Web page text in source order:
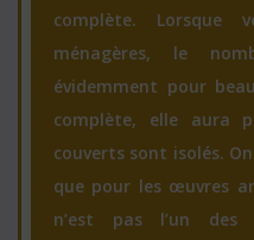
complète. Lorsque
ménagères, le
évidemment pour
complète, elle aura
couverts sont isolés.
que pour les œuvres
n’est pas l’un des